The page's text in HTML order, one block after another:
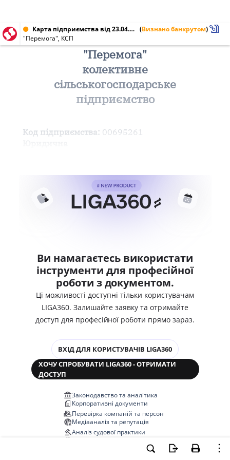
Карта підприємства від 23.04.2002 № 00695261 (Визнано банкрутом)
"Перемога", КСП
"Перемога"
колективне
сільськогосподарське
підприємство
Код підприємства: 00695261
Ви намагаєтесь використати
інструменти для професійної
роботи з документом.
Ці можливості доступні тільки користувачам
LIGA360. Залишайте заявку та отримайте
доступ для професійної роботи прямо зараз.
ВХІД ДЛЯ КОРИСТУВАЧІВ LIGA360
ХОЧУ СПРОБУВАТИ LIGA360 - ОТРИМАТИ
ДОСТУП
Законодавство та аналітика
Корпоративні документи
Перевірка компаній та персон
Медіааналіз та репутація
Аналіз судової практики